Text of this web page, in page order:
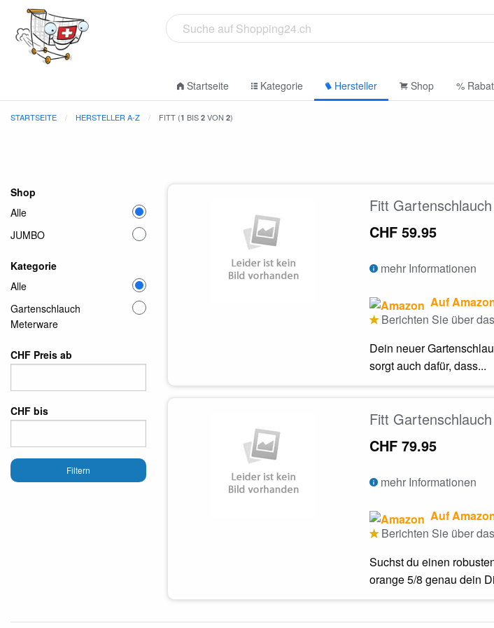
Startseite Kategorie Hersteller Shop %
STARTSEITE HERSTELLER A-Z FITT (1 BIS 2 VON 2)
Shop
Alle
JUMBO
Kategorie
Alle
Gartenschlauch
Meterware
CHF Preis ab
CHF bis
Filtern
Fitt
CHF 59.95
mehr Informationen
Auf
Berichten Sie über
Dein neuer
sorgt auch dafür, dass...
Fitt
CHF 79.95
mehr Informationen
Auf
Berichten Sie über
Suchst du einen
orange 5/8 genau dein